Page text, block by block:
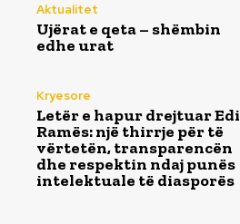
Aktualitet
Ujërat e qeta – shëmbin
edhe urat
Kryesore
Letër e hapur drejtuar Edi
Ramës: një thirrje për të
vërtetën, transparencën
dhe respektin ndaj punës
intelektuale të diasporës